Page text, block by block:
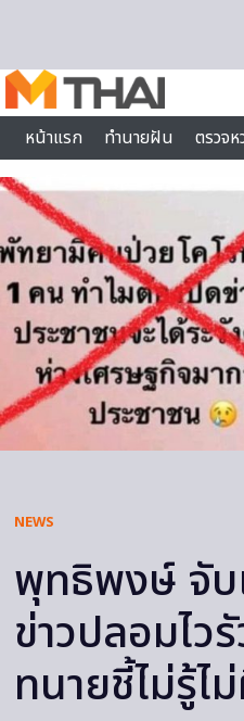
หน้าแรก
ทำนายฝัน ตรวจห
ไลฟ์สไตล์
NEWS
พุทธิพงษ์ จั
ข่าวปลอมไว
ทนายชี้ไม่รู้ไ